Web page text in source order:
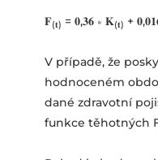
𝐅(𝐭) = 𝟎,𝟑𝟔 ∗ 𝐊(𝐭) +
V případě, že
hodnoceném
dané zdravotní
funkce těhotných